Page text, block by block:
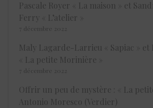
Pascale Royer « La maison » et
Ferry « L’atelier »
7 décembre 2022
Maly Lagarde-Larrieu « Sapiac » et
« La petite Morinière »
7 décembre 2022
Offrir un peu de mystère : « La
Antonio Moresco (Verdier)